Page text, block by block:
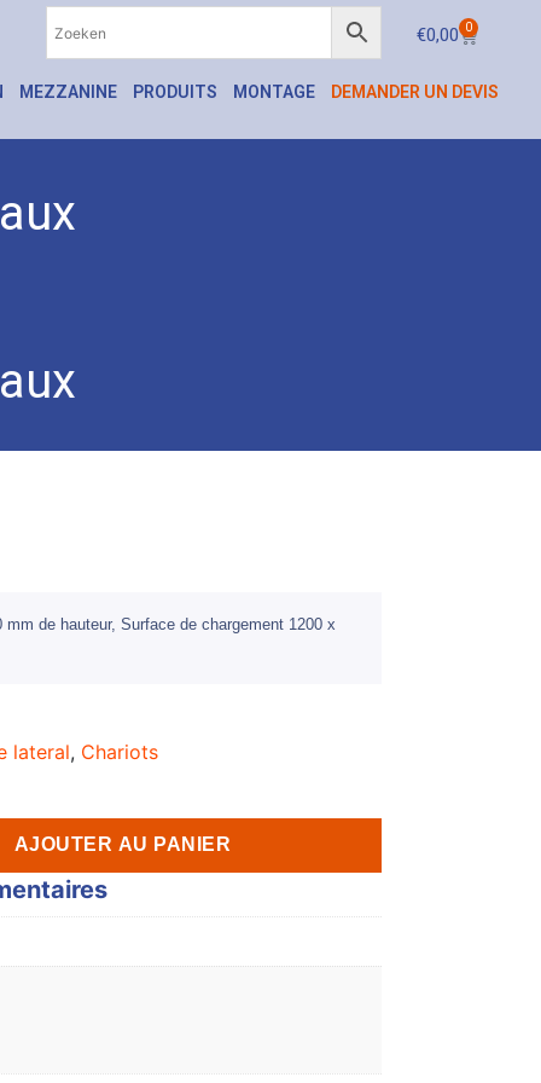
€0,00 0
MEZZANINE PRODUITS MONTAGE DEMANDER UN DEVIS
de hauteur, Surface de chargement 1200 x
lateral, Chariots
AJOUTER AU PANIER